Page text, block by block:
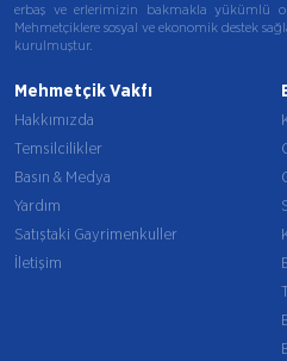
erbaş ve erlerimizin bakmakla yükümlü
Mehmetçiklere sosyal ve ekonomik destek
kurulmuştur.
Mehmetçik Vakfı
Hakkımızda
Temsilcilikler
Basın & Medya
Yardım
Satıştaki Gayrimenkuller
İletişim